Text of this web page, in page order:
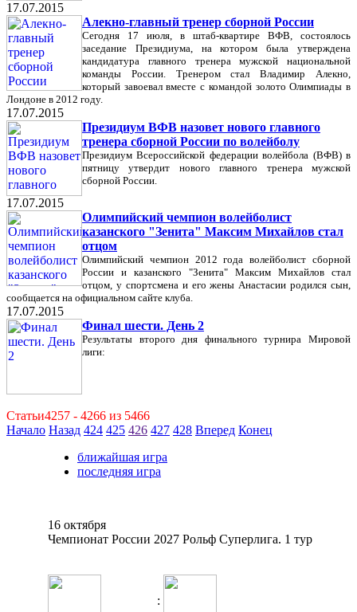
17.07.2015
Алекно-главный тренер сборной России
Сегодня 17 июля, в штаб-квартире ВФВ, состоялось
заседание Президиума, на котором была утверждена
кандидатура главного тренера мужской национальной
команды России. Тренером стал Владимир Алекно,
который завоевал вместе с командой золото Олимпиады в
Лондоне в 2012 году.
17.07.2015
Президиум ВФВ назовет нового главного
тренера сборной России по волейболу
Президиум Всероссийской федерации волейбола (ВФВ) в
пятницу утвердит нового главного тренера мужской
сборной России.
17.07.2015
Олимпийский чемпион волейболист
казанского "Зенита" Максим Михайлов стал
отцом
Олимпийский чемпион 2012 года волейболист сборной
России и казанского "Зенита" Максим Михайлов стал
отцом, у спортсмена и его жены Анастасии родился сын,
сообщается на официальном сайте клуба.
17.07.2015
Финал шести. День 2
Результаты второго дня финального турнира Мировой
лиги:
Статьи4257 - 4266 из 5466
Начало Назад 424 425 426 427 428 Вперед Конец
ближайшая игра
последняя игра
16 октября
Чемпионат России 2027 Рольф Суперлига. 1 тур
: